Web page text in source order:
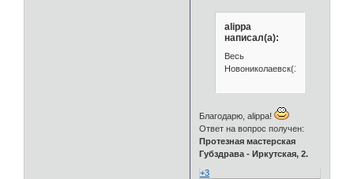
alippa
написал(а):
Весь
Новониколаевск(1925)
Благодарю, alippa!
Ответ на вопрос получен:
Протезная мастерская
Губздрава - Иркутская, 2.
+3